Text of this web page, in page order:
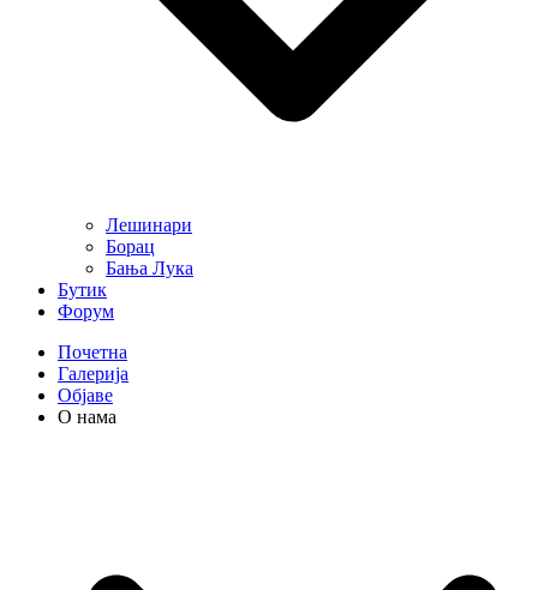
Лешинари
Борац
Бања Лука
Бутик
Форум
Почетна
Галерија
Објаве
О нама